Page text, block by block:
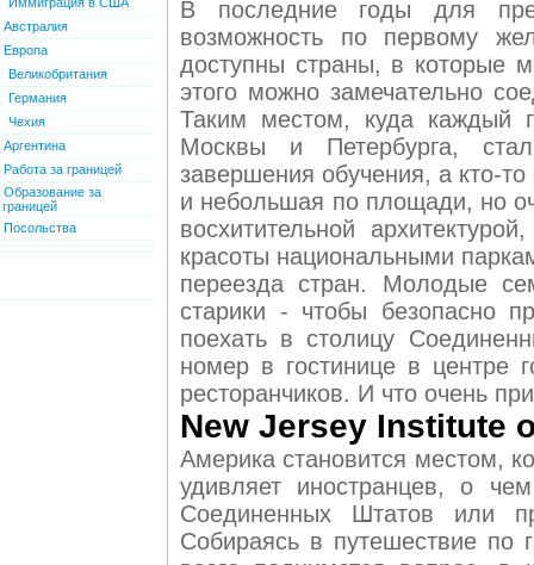
Австралия
Европа
Великобритания
Германия
Чехия
Аргентина
Работа за границей
Образование за
границей
Посольства
В последние годы для
возможность по первому
доступны страны, в которые
этого можно замечательно
Таким местом, куда каждый
Москвы и Петербурга,
завершения обучения, а кто-
и небольшая по площади, но
восхитительной
красоты национальными
переезда стран. Молодые
старики - чтобы безопасно
поехать в столицу
номер в гостинице в центре
ресторанчиков. И что очень
New Jersey Institute
Америка становится местом,
удивляет иностранцев, о
Соединенных Штатов или
Собираясь в путешествие по